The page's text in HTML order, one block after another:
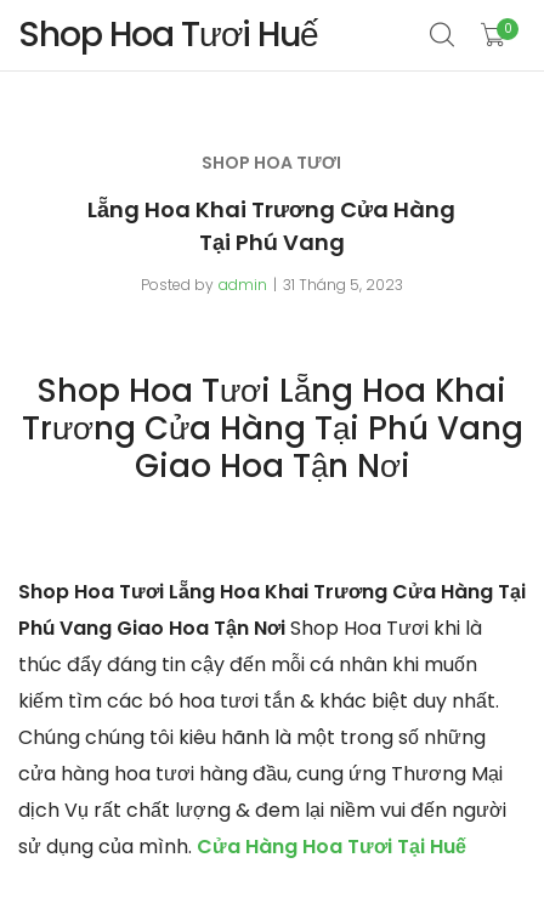
Shop Hoa Tươi Huế 0
SHOP HOA TƯƠI
Lẵng Hoa Khai Trương Cửa Hàng
Tại Phú Vang
Posted by admin 31 Tháng 5, 2023
Shop Hoa Tươi Lẵng Hoa Khai
Trương Cửa Hàng Tại Phú Vang
Giao Hoa Tận Nơi
Shop Hoa Tươi Lẵng Hoa Khai Trương Cửa Hàng Tại
Phú Vang Giao Hoa Tận NơiShop Hoa Tươi khi là
thúc đẩy đáng tin cậy đến mỗi cá nhân khi muốn
kiếm tìm các bó hoa tươi tắn & khác biệt duy nhất.
Chúng chúng tôi kiêu hãnh là một trong số những
cửa hàng hoa tươi hàng đầu, cung ứng Thương Mại
dịch Vụ rất chất lượng & đem lại niềm vui đến người
sử dụng của mình. Cửa Hàng Hoa Tươi Tại Huế